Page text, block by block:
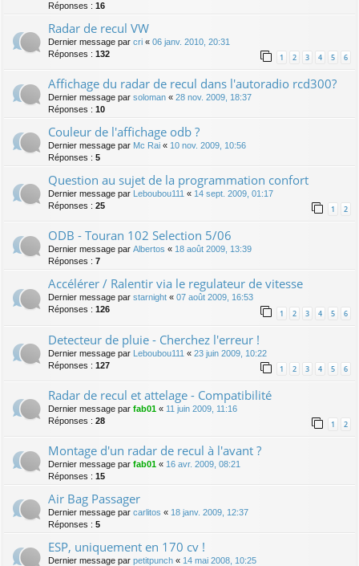
Réponses : 16
Radar de recul VW
Dernier message par cri « 06 janv. 2010, 20:31
Réponses : 132 1 2 3 4 5 6
Affichage du radar de recul dans l'autoradio rcd300?
Dernier message par soloman « 28 nov. 2009, 18:37
Réponses : 10
Couleur de l'affichage odb ?
Dernier message par Mc Rai « 10 nov. 2009, 10:56
Réponses : 5
Question au sujet de la programmation confort
Dernier message par Leboubou111 « 14 sept. 2009, 01:17
Réponses : 25 1 2
ODB - Touran 102 Selection 5/06
Dernier message par Albertos « 18 août 2009, 13:39
Réponses : 7
Accélérer / Ralentir via le regulateur de vitesse
Dernier message par starnight « 07 août 2009, 16:53
Réponses : 126 1 2 3 4 5 6
Detecteur de pluie - Cherchez l'erreur !
Dernier message par Leboubou111 « 23 juin 2009, 10:22
Réponses : 127 1 2 3 4 5 6
Radar de recul et attelage - Compatibilité
Dernier message par fab01 « 11 juin 2009, 11:16
Réponses : 28 1 2
Montage d'un radar de recul à l'avant ?
Dernier message par fab01 « 16 avr. 2009, 08:21
Réponses : 15
Air Bag Passager
Dernier message par carlitos « 18 janv. 2009, 12:37
Réponses : 5
ESP, uniquement en 170 cv !
Dernier message par petitpunch « 14 mai 2008, 10:25